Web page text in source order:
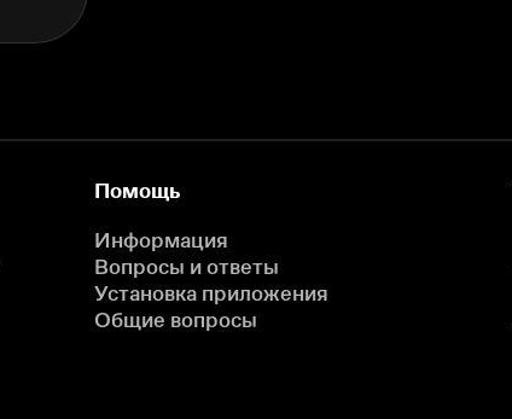
Помощь
Информация
Вопросы и ответы
Установка приложения
Общие вопросы